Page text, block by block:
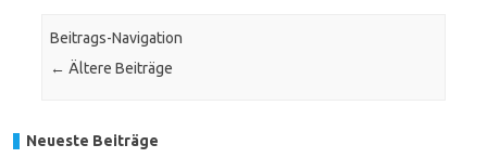
Beitrags-Navigation
← Ältere Beiträge
Neueste Beiträge